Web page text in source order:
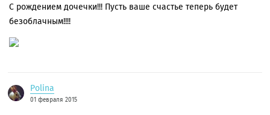
С рождением дочечки!!! Пусть ваше счастье теперь будет
безоблачным!!!!
Polina
01 февраля 2015